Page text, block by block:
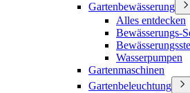
Gartenbewässerung
Alles entdecken
Bewässerungs-
Wasserpumpen
Gartenmaschinen
Gartenbeleuchtung